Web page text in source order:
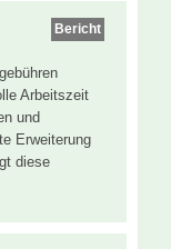
Bericht
Arbeitszeit
und
Erweiterung
diese